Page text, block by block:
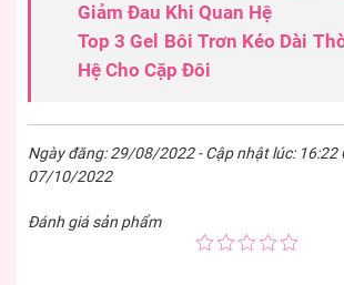
Giảm Đau Khi Quan Hệ
Top 3 Gel Bôi Trơn Kéo Dài
Hệ Cho Cặp Đôi
Ngày đăng: 29/08/2022 - Cập nhật lúc: 16:22
07/10/2022
Đánh giá sản phẩm